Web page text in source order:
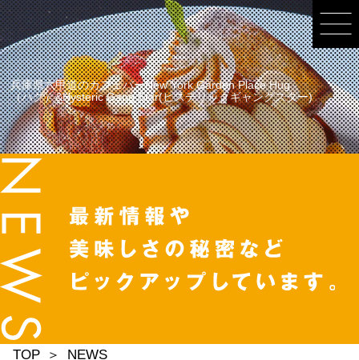
兵庫県六甲道のカフェバーNew York Garden Place Hug
（ハグ）&Hysteric Gang Star(ヒステリックギャングスター)
TOP NEWS